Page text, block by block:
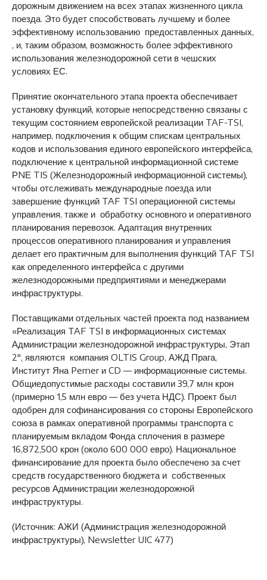
дорожным движением на всех этапах жизненного цикла
поезда. Это будет способствовать лучшему и более
эффективному использованию предоставленных данных,
, и, таким образом, возможность более эффективного
использования железнодорожной сети в чешских
условиях ЕС.
Принятие окончательного этапа проекта обеспечивает
установку функций, которые непосредственно связаны с
текущим состоянием европейской реализации TAF-TSI,
например, подключения к общим спискам центральных
кодов и использования единого европейского интерфейса,
подключение к центральной информационной системе
РNЕ TIS (Железнодорожный информационной системы),
чтобы отслеживать международные поезда или
завершение функций TAF TSI операционной системы
управления, также и обработку основного и оперативного
планирования перевозок. Адаптация внутренних
процессов оперативного планирования и управления
делает его практичным для выполнения функций TAF TSI
как определенного интерфейса с другими
железнодорожными предприятиями и менеджерами
инфраструктуры.
Поставщиками отдельных частей проекта под названием
«Реализация TAF TSI в информационных системах
Администрации железнодорожной инфраструктуры, Этап
2″, являются компания OLTIS Group, АЖД Прага,
Институт Яна Perner и CD — информационные системы.
Общиедопустимые расходы составили 39,7 млн крон
(примерно 1,5 млн евро — без учета НДС). Проект был
одобрен для софинансирования со стороны Европейского
союза в рамках оперативной программы транспорта с
планируемым вкладом Фонда сплочения в размере
16,872,500 крон (около 600 000 евро). Национальное
финансирование для проекта было обеспечено за счет
средств государственного бюджета и собственных
ресурсов Администрации железнодорожной
инфраструктуры.
(Источник: АЖИ (Администрация железнодорожной
инфраструктуры), Newsletter UIC 477)